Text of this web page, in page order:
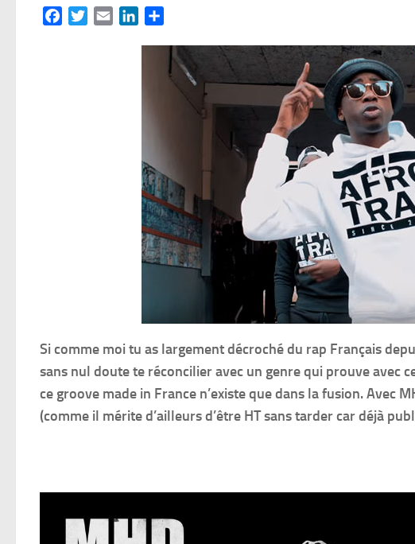
FacebookTwitterEmail LinkedIn
Si comme moi tu as largement décroché du rap Français
sans nul doute te réconcilier avec un genre qui prouve avec
ce groove made in France n’existe que dans la fusion. Avec
(comme il mérite d’ailleurs d’être HT sans tarder car déjà